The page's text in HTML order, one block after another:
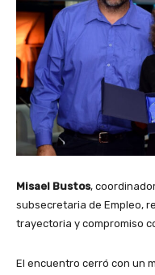
Misael Bustos,
subsecretaria de Empleo,
trayectoria y compromiso
El encuentro cerró con un